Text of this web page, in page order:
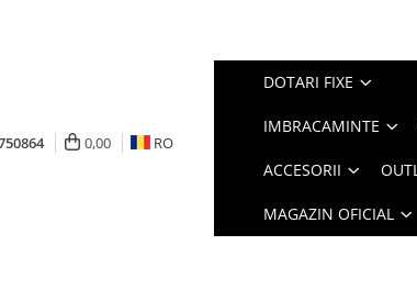
0,00 RO
DOTARI FIXE
IMBRACAMINTE
ACCESORII
MAGAZIN OFICIAL